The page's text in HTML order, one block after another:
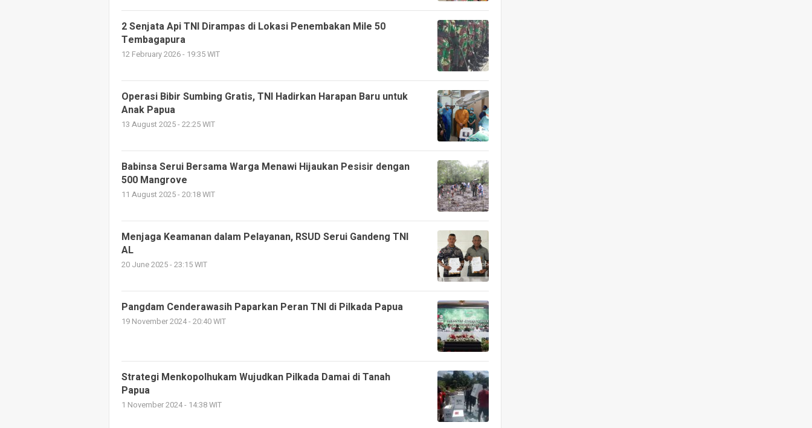
2 Senjata Api TNI Dirampas di Lokasi Penembakan Mile 50
Tembagapura
12 February 2026 - 19:35 WIT
Operasi Bibir Sumbing Gratis, TNI Hadirkan Harapan Baru untuk
Anak Papua
13 August 2025 - 22:25 WIT
Babinsa Serui Bersama Warga Menawi Hijaukan Pesisir dengan
500 Mangrove
11 August 2025 - 20:18 WIT
Menjaga Keamanan dalam Pelayanan, RSUD Serui Gandeng TNI
AL
20 June 2025 - 23:15 WIT
Pangdam Cenderawasih Paparkan Peran TNI di Pilkada Papua
19 November 2024 - 20:40 WIT
Strategi Menkopolhukam Wujudkan Pilkada Damai di Tanah
Papua
1 November 2024 - 14:38 WIT